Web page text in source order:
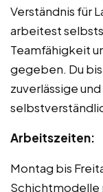
Verständnis für
arbeitest
Teamfähigkeit
gegeben. Du
zuverlässige
Arbeitszeiten:
Montag bis
Schichtmodelle